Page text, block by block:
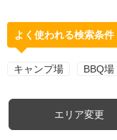
よく使われる検索条件
キャンプ場 BBQ場
エリア変更